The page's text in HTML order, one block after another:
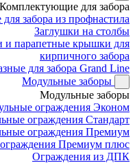
Комплектующие для забора
забора из профнастила
Заглушки на столбы
и парапетные крышки для
кирпичного забора
для забора Grand Line
Модульные заборы
Модульные заборы
ограждения Эконом
ограждения Стандарт
ограждения Премиум
Премиум плюс
Ограждения из ДПК